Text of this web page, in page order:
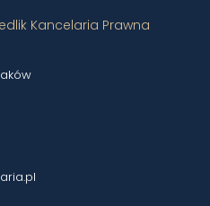
Kancelaria Prawna